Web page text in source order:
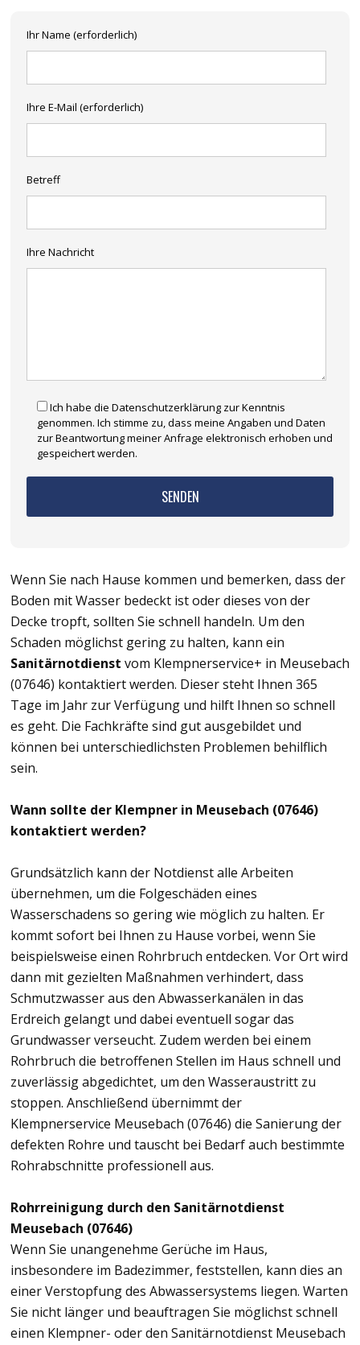
Ihr Name (erforderlich)
Ihre E-Mail (erforderlich)
Betreff
Ihre Nachricht
Ich habe die Datenschutzerklärung zur Kenntnis
genommen. Ich stimme zu, dass meine Angaben und Daten
zur Beantwortung meiner Anfrage elektronisch erhoben und
gespeichert werden.
Wenn Sie nach Hause kommen und bemerken, dass der
Boden mit Wasser bedeckt ist oder dieses von der
Decke tropft, sollten Sie schnell handeln. Um den
Schaden möglichst gering zu halten, kann ein
Sanitärnotdienst vom Klempnerservice+ in Meusebach
(07646) kontaktiert werden. Dieser steht Ihnen 365
Tage im Jahr zur Verfügung und hilft Ihnen so schnell
es geht. Die Fachkräfte sind gut ausgebildet und
können bei unterschiedlichsten Problemen behilflich
sein.
Wann sollte der Klempner in Meusebach (07646)
kontaktiert werden?
Grundsätzlich kann der Notdienst alle Arbeiten
übernehmen, um die Folgeschäden eines
Wasserschadens so gering wie möglich zu halten. Er
kommt sofort bei Ihnen zu Hause vorbei, wenn Sie
beispielsweise einen Rohrbruch entdecken. Vor Ort wird
dann mit gezielten Maßnahmen verhindert, dass
Schmutzwasser aus den Abwasserkanälen in das
Erdreich gelangt und dabei eventuell sogar das
Grundwasser verseucht. Zudem werden bei einem
Rohrbruch die betroffenen Stellen im Haus schnell und
zuverlässig abgedichtet, um den Wasseraustritt zu
stoppen. Anschließend übernimmt der
Klempnerservice Meusebach (07646) die Sanierung der
defekten Rohre und tauscht bei Bedarf auch bestimmte
Rohrabschnitte professionell aus.
Rohrreinigung durch den Sanitärnotdienst
Meusebach (07646)
Wenn Sie unangenehme Gerüche im Haus,
insbesondere im Badezimmer, feststellen, kann dies an
einer Verstopfung des Abwassersystems liegen. Warten
Sie nicht länger und beauftragen Sie möglichst schnell
einen Klempner- oder den Sanitärnotdienst Meusebach